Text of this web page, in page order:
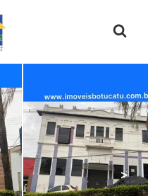
inicial
>